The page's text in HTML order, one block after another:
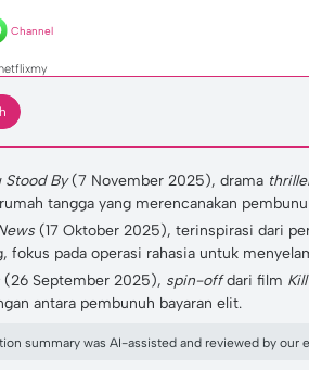
Channel
Stood By(7 November 2025), drama
tangga yang merencanakan
(17 Oktober 2025), terinspirasi dari
fokus pada operasi rahasia untuk
(26 September 2025), spin-offdari film
antara pembunuh bayaran elit.
summary was AI-assisted and reviewed by our